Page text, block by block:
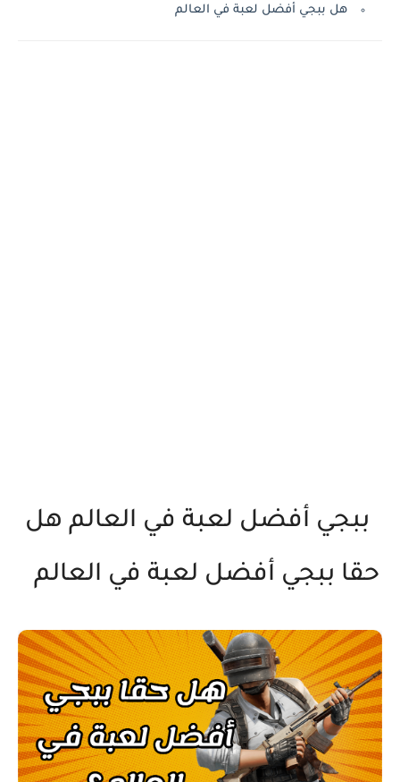
هل ببجي أفضل لعبة في العالم
ببجي أفضل لعبة في العالم هل
حقا ببجي أفضل لعبة في العالم